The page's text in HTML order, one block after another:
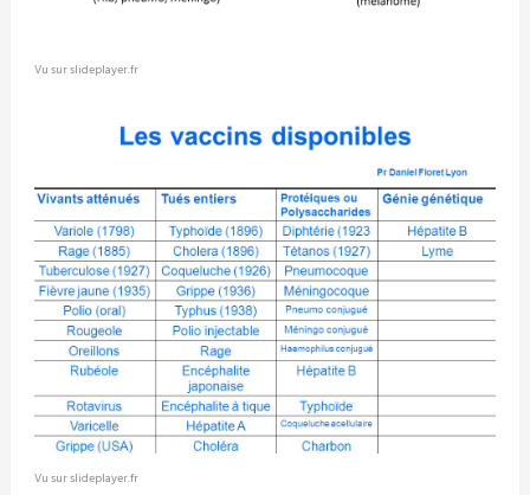
Vu sur slideplayer.fr
Vu sur slideplayer.fr